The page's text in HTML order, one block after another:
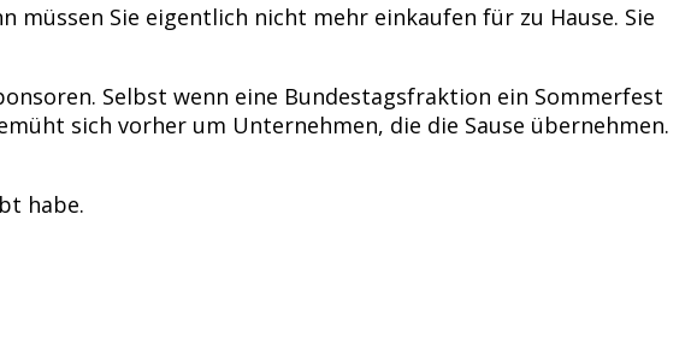
Sie eigentlich nicht mehr einkaufen für zu Hause. Sie
Selbst wenn eine Bundestagsfraktion ein Sommerfest
sich vorher um Unternehmen, die die Sause übernehmen.
habe.